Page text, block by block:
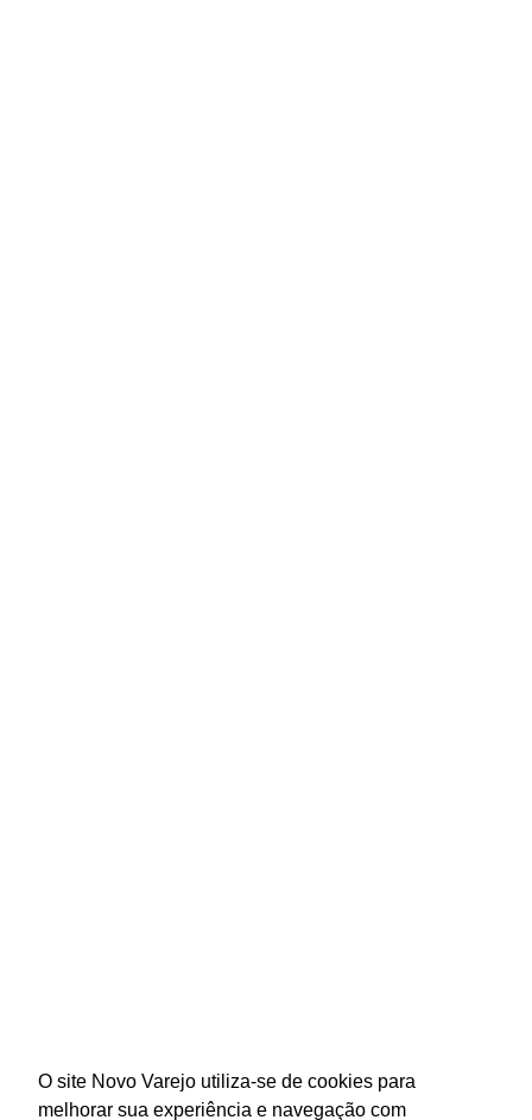
O site Novo Varejo utiliza-se de cookies para
melhorar sua experiência e navegação com